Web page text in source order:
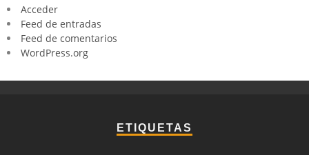
Acceder
Feed de entradas
Feed de comentarios
WordPress.org
ETIQUETAS